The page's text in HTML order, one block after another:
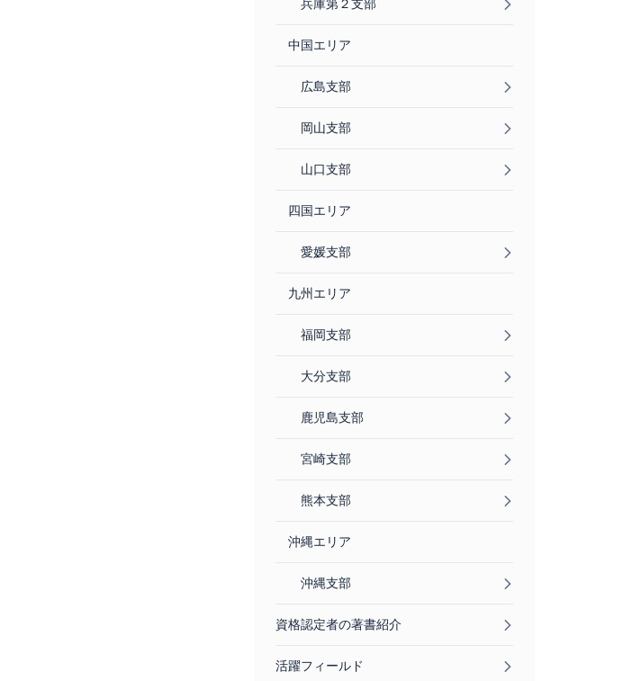
兵庫第２支部
中国エリア
広島支部
岡山支部
山口支部
四国エリア
愛媛支部
九州エリア
福岡支部
大分支部
鹿児島支部
宮崎支部
熊本支部
沖縄エリア
沖縄支部
資格認定者の著書紹介
活躍フィールド